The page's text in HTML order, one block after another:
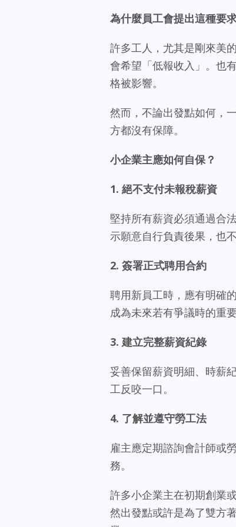
為什麼員工會提出這種要
許多工人，尤其是剛來美
會希望「低報收入」。也
格被影響。
然而，不論出發點如何，
方都沒有保障。
小企業主應如何自保？
1. 絕不支付未報稅薪資
堅持所有薪資必須通過合
示願意自行負責後果，也
2. 簽署正式聘用合約
聘用新員工時，應有明確
成為未來若有爭議時的重要
3. 建立完整薪資紀錄
妥善保留薪資明細、時薪
工反咬一口。
4. 了解並遵守勞工法
雇主應定期諮詢會計師或
務。
許多小企業主在初期創業
然出發點或許是為了雙方